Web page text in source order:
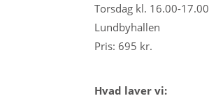
Torsdag kl. 16.00-17.00
Lundbyhallen
Pris: 695 kr.
Hvad laver vi: